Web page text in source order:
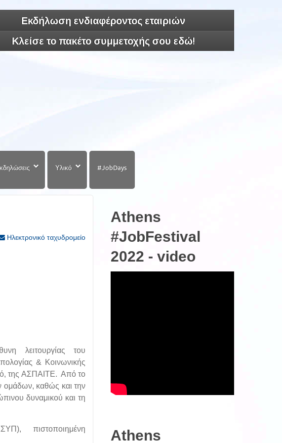
Εκδήλωση ενδιαφέροντος εταιριών
Κλείσε το πακέτο συμμετοχής σου εδώ!
Υλικό #JobDays
Ηλεκτρονικό ταχυδρομείο
λειτουργίας του
& Κοινωνικής
της ΑΣΠΑΙΤΕ. Από το
ομάδων, καθώς και την
δυναμικού και τη
πιστοποιημένη
Athens
#JobFestival
2022 - video
Athens